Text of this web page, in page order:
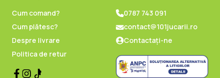
Cum comand?
Cum plătesc?
Despre livrare
Politica de retur
0787 743 091
contact@101jucarii.ro
Contactați-ne